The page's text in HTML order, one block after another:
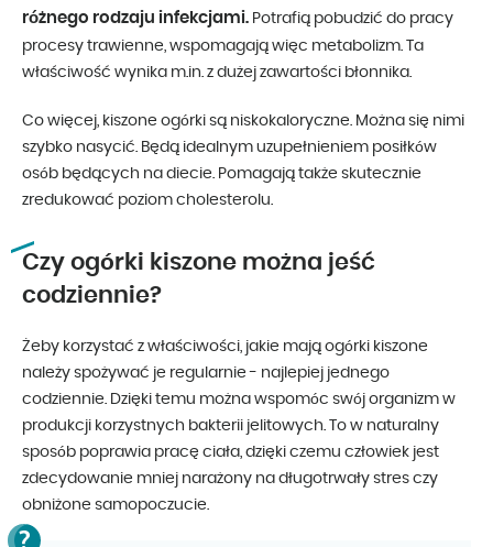
różnego rodzaju infekcjami. Potrafią pobudzić do pracy
procesy trawienne, wspomagają więc metabolizm. Ta
właściwość wynika m.in. z dużej zawartości błonnika.
Co więcej, kiszone ogórki są niskokaloryczne. Można się nimi
szybko nasycić. Będą idealnym uzupełnieniem posiłków
osób będących na diecie. Pomagają także skutecznie
zredukować poziom cholesterolu.
Czy ogórki kiszone można jeść
codziennie?
Żeby korzystać z właściwości, jakie mają ogórki kiszone
należy spożywać je regularnie - najlepiej jednego
codziennie. Dzięki temu można wspomóc swój organizm w
produkcji korzystnych bakterii jelitowych. To w naturalny
sposób poprawia pracę ciała, dzięki czemu człowiek jest
zdecydowanie mniej narażony na długotrwały stres czy
obniżone samopoczucie.